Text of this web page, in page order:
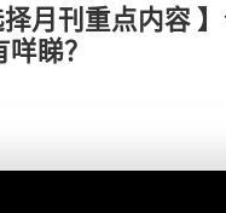
择月刊重点内容
睇？